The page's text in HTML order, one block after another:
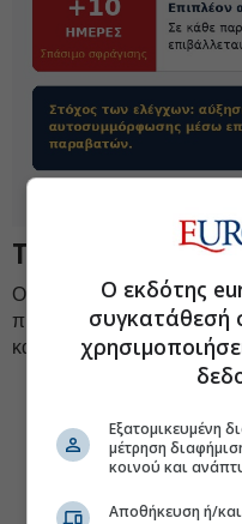
Τα «λουκέτα»
Οι παραβάτες της
πρόστιμα θα
καταστημάτων τους:
Άμεσα για 48 ώρες,
προβλεπόμενων
ίδιο έλεγχο, ή,
εκδόθηκαν
Ο εκδότης
συγκατάθεσή
Εξατομικευμένη
μέτρηση
κοινού και
Αποθήκευση ή/